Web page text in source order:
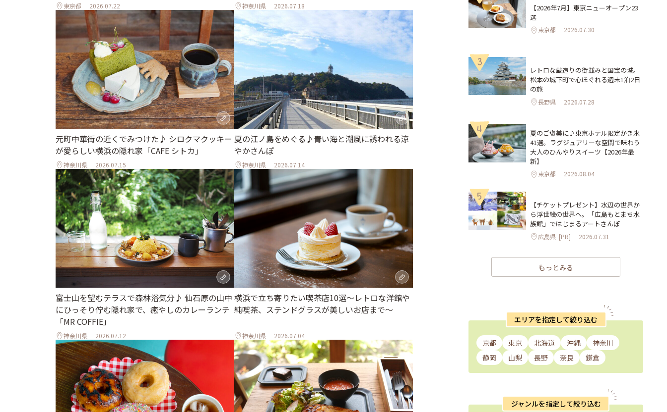
東京都 2026.07.22 神奈川県 2026.07.18
元町中華街の近くでみつけた♪ シロクマクッキー
が愛らしい横浜の隠れ家「CAFE シトカ」
神奈川県 2026.07.15
夏の江ノ島をめぐる♪青い海と潮風に誘われる涼
やかさんぽ
神奈川県 2026.07.14
富士山を望むテラスで森林浴気分♪ 仙石原の山中
にひっそり佇む隠れ家で、癒やしのカレーランチ
「MR COFFIE」
神奈川県 2026.07.12
横浜で立ち寄りたい喫茶店10選～レトロな洋館や
純喫茶、ステンドグラスが美しいお店まで～
神奈川県 2026.07.04
【2026年7月】東京ニューオープン23
選
東京都 2026.07.30
3
レトロな蔵造りの街並みと国宝の城。
松本の城下町で心ほぐれる週末1泊2日
の旅
長野県 2026.07.28
4
夏のご褒美に♪東京ホテル限定かき氷
41選。ラグジュアリーな空間で味わう
大人のひんやりスイーツ【2026年最
新】
東京都 2026.08.04
5
【チケットプレゼント】水辺の世界か
ら浮世絵の世界へ。「広島もとまち水
族館」ではじまるアートさんぽ
広島県 [PR] 2026.07.31
もっとみる
エリアを指定して絞り込む
京都 東京 北海道 沖縄
神奈川
静岡
山梨 長野 奈良 鎌倉
ジャンルを指定して絞り込む